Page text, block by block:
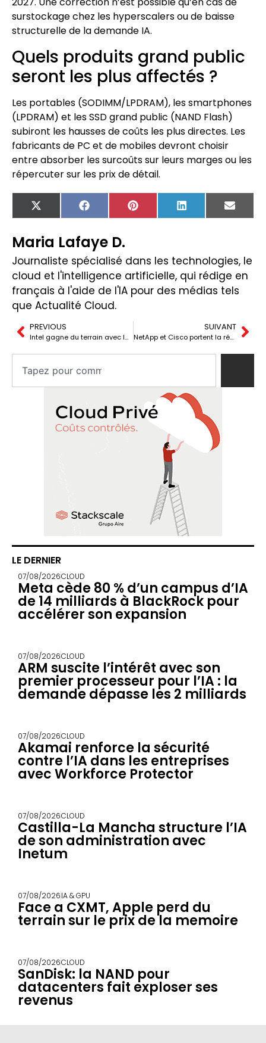
surstockage chez les hyperscalers ou de baisse
structurelle de la demande IA.
Quels produits grand public
seront les plus affectés ?
Les portables (SODIMM/LPDRAM), les smartphones
(LPDRAM) et les SSD grand public (NAND Flash)
subiront les hausses de coûts les plus directes. Les
fabricants de PC et de mobiles devront choisir
entre absorber les surcoûts sur leurs marges ou les
répercuter sur les prix de détail.
X
(Twitter)
FacebookPinterest LinkedIn Email
Maria Lafaye D.
Journaliste spécialisé dans les technologies, le
cloud et l'intelligence artificielle, qui rédige en
français à l'aide de l'IA pour des médias tels
que Actualité Cloud.
PREVIOUS
Intel gagne du terrain avec le 18A, mais Nova Lake devra encore le prouver
SUIVANT
NetApp et Cisco portent la réponse ransomware jusqu’au stockage avec Splunk SOAR
LE DERNIER
07/08/2026CLOUD
Meta cède 80 % d’un campus d’IA
de 14 milliards à BlackRock pour
accélérer son expansion
07/08/2026CLOUD
ARM suscite l’intérêt avec son
premier processeur pour l’IA : la
demande dépasse les 2 milliards
07/08/2026CLOUD
Akamai renforce la sécurité
contre l’IA dans les entreprises
avec Workforce Protector
07/08/2026CLOUD
Castilla-La Mancha structure l’IA
de son administration avec
Inetum
07/08/2026IA & GPU
Face a CXMT, Apple perd du
terrain sur le prix de la memoire
07/08/2026CLOUD
SanDisk: la NAND pour
datacenters fait exploser ses
revenus